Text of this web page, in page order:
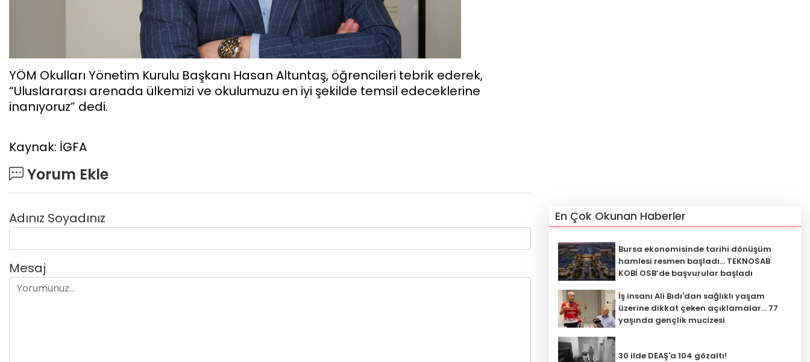
YÖM Okulları Yönetim Kurulu Başkanı Hasan Altuntaş, öğrencileri tebrik ederek,
“Uluslararası arenada ülkemizi ve okulumuzu en iyi şekilde temsil edeceklerine
inanıyoruz” dedi.
Kaynak: İGFA
Yorum Ekle
Adınız Soyadınız
Mesaj
En Çok Okunan Haberler
Bursa ekonomisinde tarihi dönüşüm
hamlesi resmen başladı... TEKNOSAB
KOBİ OSB’de başvurular başladı
İş insanı Ali Bıdı'dan sağlıklı yaşam
üzerine dikkat çeken açıklamalar... 77
yaşında gençlik mucizesi
30 ilde DEAŞ'a 104 gözaltı!